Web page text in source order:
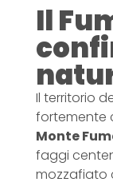
Il
Il territorio
fortemente
Monte
faggi
mozzafiato